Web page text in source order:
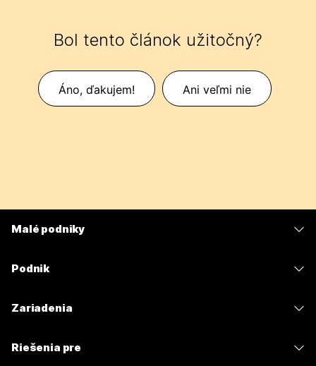
Bol tento článok užitočný?
Áno, ďakujem! Ani veľmi nie
Malé podniky
Podnik
Zariadenia
Riešenia pre